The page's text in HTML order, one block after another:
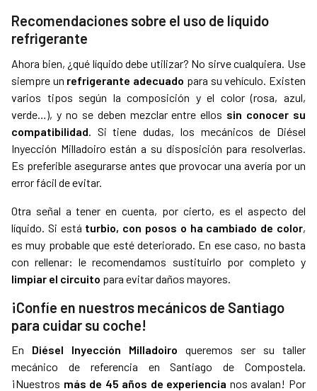
Recomendaciones sobre el uso de líquido
refrigerante
Ahora bien, ¿qué líquido debe utilizar? No sirve cualquiera. Use
siempre un refrigerante adecuado para su vehículo. Existen
varios tipos según la composición y el color (rosa, azul,
verde…), y no se deben mezclar entre ellos sin conocer su
compatibilidad . Si tiene dudas, los mecánicos de Diésel
Inyección Milladoiro están a su disposición para resolverlas.
Es preferible asegurarse antes que provocar una avería por un
error fácil de evitar.
Otra señal a tener en cuenta, por cierto, es el aspecto del
líquido. Si está turbio, con posos o ha cambiado de color,
es muy probable que esté deteriorado. En ese caso, no basta
con rellenar: le recomendamos sustituirlo por completo y
limpiar el circuito para evitar daños mayores.
¡Confíe en nuestros mecánicos de Santiago
para cuidar su coche!
En Diésel Inyección Milladoiro queremos ser su taller
mecánico de referencia en Santiago de Compostela.
¡Nuestros más de 45 años de experiencia nos avalan! Por